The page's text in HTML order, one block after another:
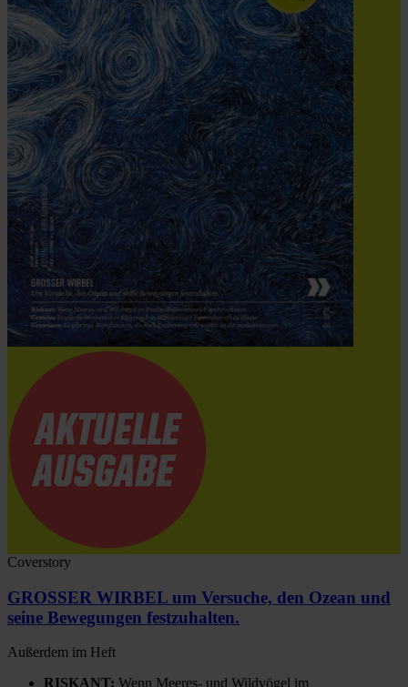
Coverstory
GROSSER WIRBEL um Versuche, den Ozean und
seine Bewegungen festzuhalten.
Außerdem im Heft
RISKANT: Wenn Meeres- und Wildvögel im